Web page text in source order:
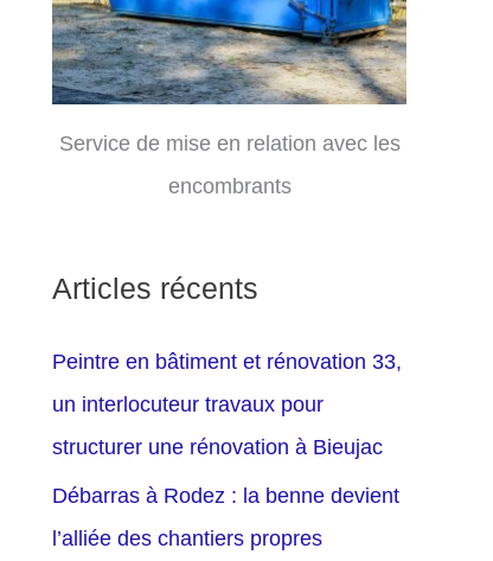
Service de mise en relation avec les
encombrants
Articles récents
Peintre en bâtiment et rénovation 33,
un interlocuteur travaux pour
structurer une rénovation à Bieujac
Débarras à Rodez : la benne devient
l’alliée des chantiers propres